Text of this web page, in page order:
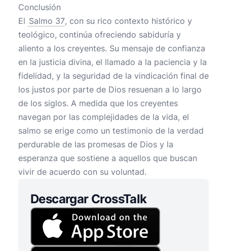
Conclusión
El Salmo 37, con su rico contexto histórico y
teológico, continúa ofreciendo sabiduría y
aliento a los creyentes. Su mensaje de confianza
en la justicia divina, el llamado a la paciencia y la
fidelidad, y la seguridad de la vindicación final de
los justos por parte de Dios resuenan a lo largo
de los siglos. A medida que los creyentes
navegan por las complejidades de la vida, el
salmo se erige como un testimonio de la verdad
perdurable de las promesas de Dios y la
esperanza que sostiene a aquellos que buscan
vivir de acuerdo con su voluntad.
Descargar CrossTalk